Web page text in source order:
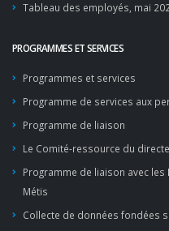
Tableau des employés, mai
PROGRAMMES ET SERVICES
Programmes et services
Programme de services aux
Programme de liaison
Le Comité-ressource du
Programme de liaison avec
Métis
Collecte de données fondées